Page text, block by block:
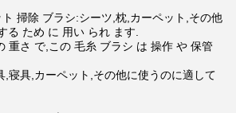
掃除 ブラシ:シーツ,枕,カーペット,その他
る ため に 用い られ ます.
重さ で,この 毛糸 ブラシ は 操作 や 保管
,寝具,カーペット,その他に使うのに適して